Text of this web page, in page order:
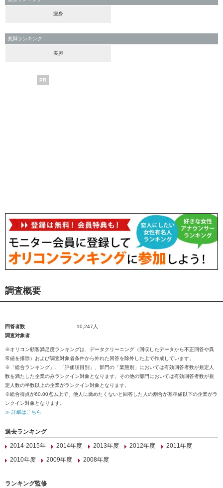
痩身
美脚ランキング
美脚
PR
調査概要
回答者数
10,247人
調査対象者
※オリコン顧客満足度ランキングは、データクリーニング（回収したデータから不正回答や異
常値を排除）および調査対象者条件から外れた回答を除外した上で作成しています。
※「総合ランキング」、「評価項目別」、部門の「業態別」においては有効回答者数が規定人
数を満たした企業のみランクイン対象となります。その他の部門においては有効回答者数が規
定人数の半数以上の企業がランクイン対象となります。
※総合得点が60.00点以上で、他人に薦めたくないと回答した人の割合が基準値以下の企業がラ
ンクイン対象となります。
≫ 詳細はこちら
過去ランキング
2014-2015年
2014年度 2013年度 2012年度
2011年度
2010年度
2009年度 2008年度
ランキング監修